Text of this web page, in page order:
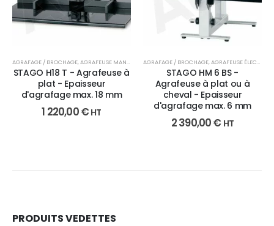
AGRAFAGE / BROCHAGE,AGRAFEUSE MANUELLE ,FAÇONNAGE
STAGO H18 T - Agrafeuse à
plat - Epaisseur
d'agrafage max. 18 mm
1 220,00€ HT
AGRAFAGE / BROCHAGE,AGRAFEUSE ÉLECTRIQUE
STAGO HM 6 BS -
Agrafeuse à plat ou à
cheval - Epaisseur
d'agrafage max. 6 mm
2 390,00€ HT
PRODUITS VEDETTES